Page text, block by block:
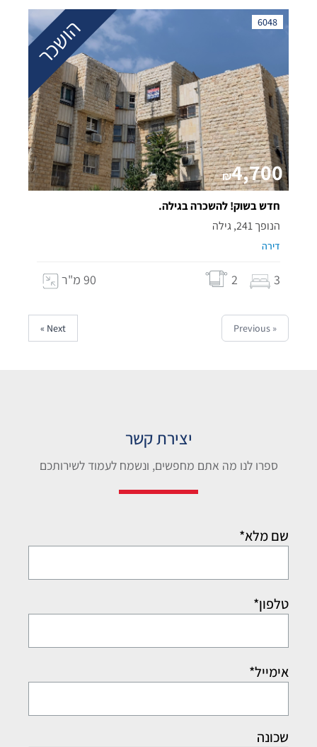
6048
₪4,700
הושכר
חדש בשוק! להשכרה בגילה.
הנופך 241, גילה
דירה
3
2 90 מ"ר
« Previous
Next »
יצירת קשר
ספרו לנו מה אתם מחפשים, ונשמח לעמוד לשירותכם
שם מלא*
טלפון*
אימייל*
שכונה